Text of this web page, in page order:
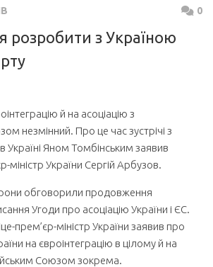
0
розробити з Україною
й на асоціацію з
незмінний. Про це час зустрічі з
Україні Яном Томбінським заявив
міністр України Сергій Арбузов.
обговорили продовження
Угоди про асоціацію України і ЄС.
прем’єр-міністр України заявив про
на євроінтеграцію в цілому й на
Союзом зокрема.